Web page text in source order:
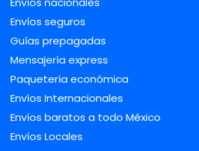
Envíos seguros
Guías prepagadas
Mensajería express
Paquetería económica
Envíos Internacionales
Envíos baratos a todo México
Envíos Locales